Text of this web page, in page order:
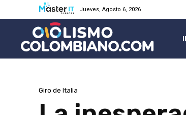
Jueves, Agosto 6, 2026
Giro de Italia